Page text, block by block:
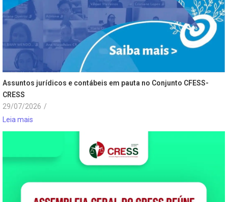
Assuntos jurídicos e contábeis em pauta no Conjunto CFESS-
CRESS
29/07/2026 /
Leia mais